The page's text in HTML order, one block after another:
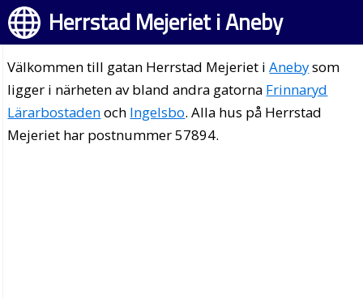
Herrstad Mejeriet i Aneby
Välkommen till gatan Herrstad Mejeriet iAnebysom
ligger i närheten av bland andra gatorna Frinnaryd
Lärarbostadenoch Ingelsbo. Alla hus på Herrstad
Mejeriet har postnummer 57894.